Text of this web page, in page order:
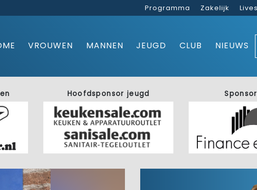
Programma Zakelijk
VROUWEN MANNEN JEUGD CLUB NIEUWS
Hoofdsponsor jeugd